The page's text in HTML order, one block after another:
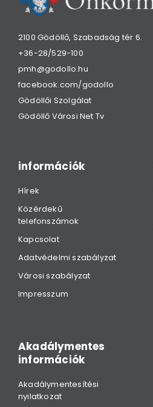
2100 Gödöllő, Szabadság tér 6.
+36-28/529-100
pmh@godollo.hu
facebook.com/godollo
Gödöllői Szolgálat
Gödöllő Városi Net Tv
információk
Hírek
Közérdekű
telefonszámok
Kapcsolat
Adatvédelmi szabályzat
Városi szabályzat
Impresszum
Akadálymentes
információk
Akadálymentesítési
nyilatkozat